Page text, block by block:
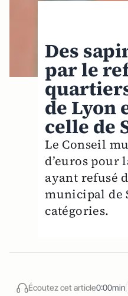
Des
par le
de Lyon
celle de
Le Conseil
d’euros pour
ayant refusé
municipal de
catégories.
Écoutez cet article0:00min